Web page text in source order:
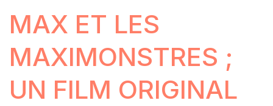
MAX ET LES
MAXIMONSTRES ;
UN FILM ORIGINAL